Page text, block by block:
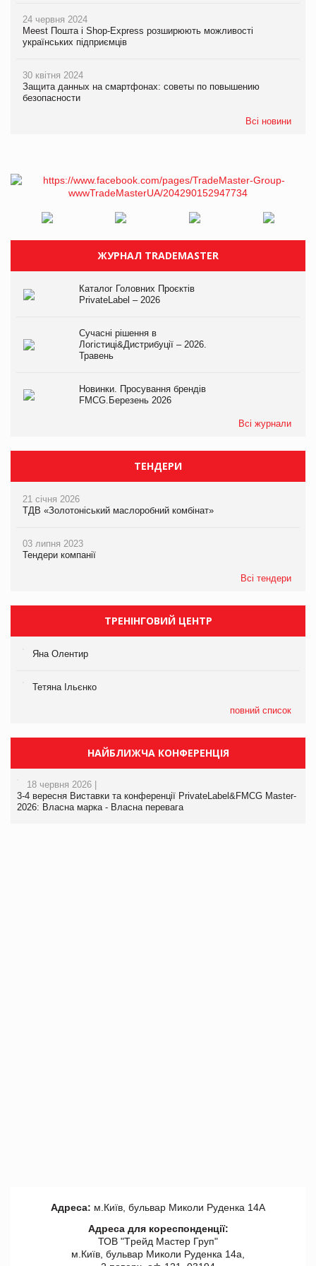
24 червня 2024
Meest Пошта і Shop-Express розширюють можливості
українських підприємців
30 квітня 2024
Защита данных на смартфонах: советы по повышению
безопасности
Всі новини
ЖУРНАЛ TRADEMASTER
Каталог Головних Проєктів
PrivateLabel – 2026
Сучасні рішення в
Логістиці&Дистрибуції – 2026.
Травень
Новинки. Просування брендів
FMCG.Березень 2026
Всі журнали
ТЕНДЕРИ
21 січня 2026
ТДВ «Золотоніський маслоробний комбінат»
03 липня 2023
Тендери компанії
Всі тендери
ТРЕНІНГОВИЙ ЦЕНТР
Яна Олентир
Тетяна Ільєнко
повний список
НАЙБЛИЖЧА КОНФЕРЕНЦІЯ
18 червня 2026 |
3-4 вересня Виставки та конференції PrivateLabel&FMCG Master-
2026: Власна марка - Власна перевага
Адреса: м.Київ, бульвар Миколи Руденка 14А
Адреса для кореспонденції:
ТОВ "Tрейд Мастер Груп"
м.Київ, бульвар Миколи Руденка 14а,